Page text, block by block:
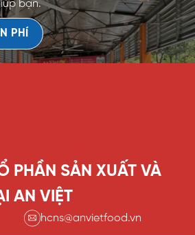
bạn.
PHÍ
PHẦN SẢN XUẤT VÀ
AN VIỆT
hcns@anvietfood.vn